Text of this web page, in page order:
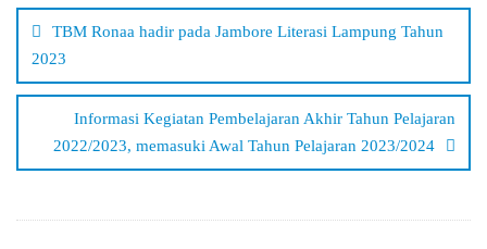
pos
TBM Ronaa hadir pada Jambore Literasi Lampung Tahun
2023
Informasi Kegiatan Pembelajaran Akhir Tahun Pelajaran
2022/2023, memasuki Awal Tahun Pelajaran 2023/2024